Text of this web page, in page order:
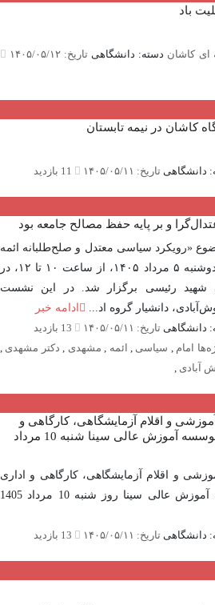
کاشان دسته: دانشگاهیتاریخ: ۱۴۰۵/۰۵/۱۲
در نیمه تابستان
تاریخ: ۱۴۰۵/۰۵/۱۱ 11 بازدید
و بر پایه حفظ مصالح جامعه بود
«رویکرد سیاسی معتدل و صلح‌طلبانه ائمه
شیعۀ دوازده امامی» در تاریخ دوشنبه ۵ مرداد ۱۴۰۵، از ساعت ۱۰ تا ۱۲، در
شهید رئیسی برگزار شد. در این نشست
دانشیار گروه اد... ادامه خبر
تاریخ: ۱۴۰۵/۰۵/۱۱
13 بازدید
امام,سیاسی, ائمه,مشهدی,دکتر مشهدی,
,
و اقلام آزمایشگاهی، کارگاهی و
اداری بین دانشگاه کاشان و موسسه آموزش عالی سینا شنبه 10 مرداد
و اقلام آزمایشگاهی، کارگاهی و اداری
بین دانشگاه کاشان و موسسه آموزش عالی سینا روز شنبه 10 مرداد 1405
تاریخ: ۱۴۰۵/۰۵/۱۱ 13 بازدید